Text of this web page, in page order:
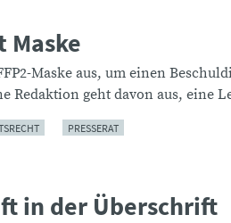
Maske
Maske aus, um einen
Redaktion geht davon aus, eine
PRESSERAT
in der Überschrift